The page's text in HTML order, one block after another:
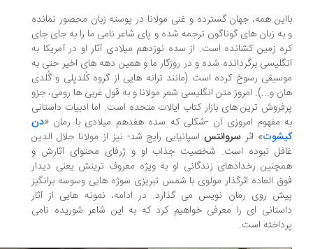
همه، جهان گسترده و غنی مولانا در پوسته زبان محصور نمانده
زبان های گوناگون ترجمه شده و پای شاعر نامی ما را به جای جای
زمین کشانده است. از سده نوزدهم میلادی آثار او در آمریکا به
برگردانده شده و در روزگار ما و همین دهه های اخیر حتی به
رسوخ کرده است (مانند ترانه هایی از گروه کُلدپلی و گُلدی
و...). امروز متن انگلیسی شعر مولانا و به قول غربی ها رومی، جزو
ترین های بازار کتاب ایالات متحده است. اما ادبیات داستانی
مفهوم امروزی آن -شکلی که سده هفدهم میلادی با رمان « دن
» اثرسروانتساسپانیایی رایج شد- نیز از مولانا جلال الدین
نبوده است. شخصیت جذاب او و ژرفای محتوای آثارش و
رخدادهای زندگانی او به ویژه معروف ترینش یعنی دیدار
العاده اثرگذار مولوی با شمس تبریزی سوژه هایی وسوسه برانگیز
روی رمان نویس می گذارد. در ادامه، نمونه هایی از آثار
ای را معرفی خواهیم کرد که به این شاعر شوریده نامی
است.